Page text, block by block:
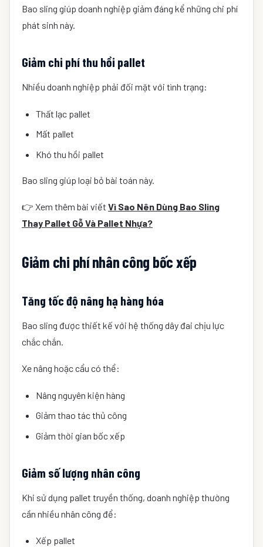
Bao sling giúp doanh nghiệp giảm đáng kể những chi phí
phát sinh này.
Giảm chi phí thu hồi pallet
Nhiều doanh nghiệp phải đối mặt với tình trạng:
Thất lạc pallet
Mất pallet
Khó thu hồi pallet
Bao sling giúp loại bỏ bài toán này.
👉 Xem thêm bài viết Vì Sao Nên Dùng Bao Sling
Thay Pallet Gỗ Và Pallet Nhựa?
Giảm chi phí nhân công bốc xếp
Tăng tốc độ nâng hạ hàng hóa
Bao sling được thiết kế với hệ thống dây đai chịu lực
chắc chắn.
Xe nâng hoặc cẩu có thể:
Nâng nguyên kiện hàng
Giảm thao tác thủ công
Giảm thời gian bốc xếp
Giảm số lượng nhân công
Khi sử dụng pallet truyền thống, doanh nghiệp thường
cần nhiều nhân công để:
Xếp pallet